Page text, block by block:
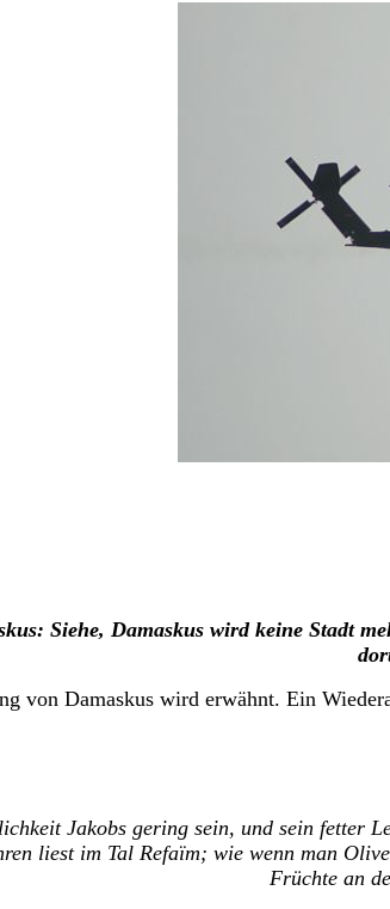
Siehe, Damaskus wird keine Stadt
von Damaskus wird erwähnt. Ein
Jakobs gering sein, und sein fetter
liest im Tal Refaïm; wie wenn man
Früchte an